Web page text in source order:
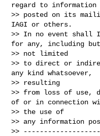
regard to information
>> posted on its
IAGI or others.
>> In no event shall
for any, including but
>> not limited
>> to direct or
any kind whatsoever,
>> resulting
>> from loss of
of or in connection
>> the use of
>> any information
>>